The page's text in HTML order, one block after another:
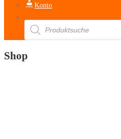
Konto
Products
search
Shop